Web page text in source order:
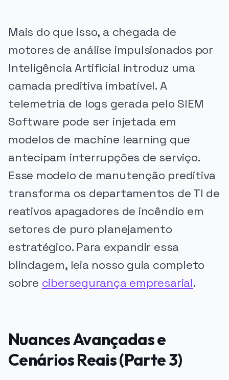
Mais do que isso, a chegada de
motores de análise impulsionados por
Inteligência Artificial introduz uma
camada preditiva imbatível. A
telemetria de logs gerada pelo SIEM
Software pode ser injetada em
modelos de machine learning que
antecipam interrupções de serviço.
Esse modelo de manutenção preditiva
transforma os departamentos de TI de
reativos apagadores de incêndio em
setores de puro planejamento
estratégico. Para expandir essa
blindagem, leia nosso guia completo
sobre cibersegurança empresarial.
Nuances Avançadas e
Cenários Reais (Parte 3)